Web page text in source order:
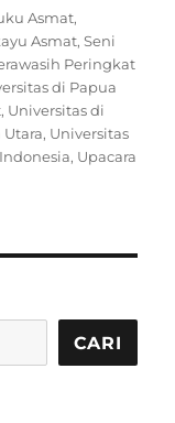
Asmat,
Asmat,Seni
Peringkat
di Papua
, Universitas di
Utara, Universitas
, Upacara
CARI